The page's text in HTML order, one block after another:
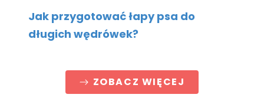
Jak przygotować łapy psa do
długich wędrówek?
ZOBACZ WIĘCEJ